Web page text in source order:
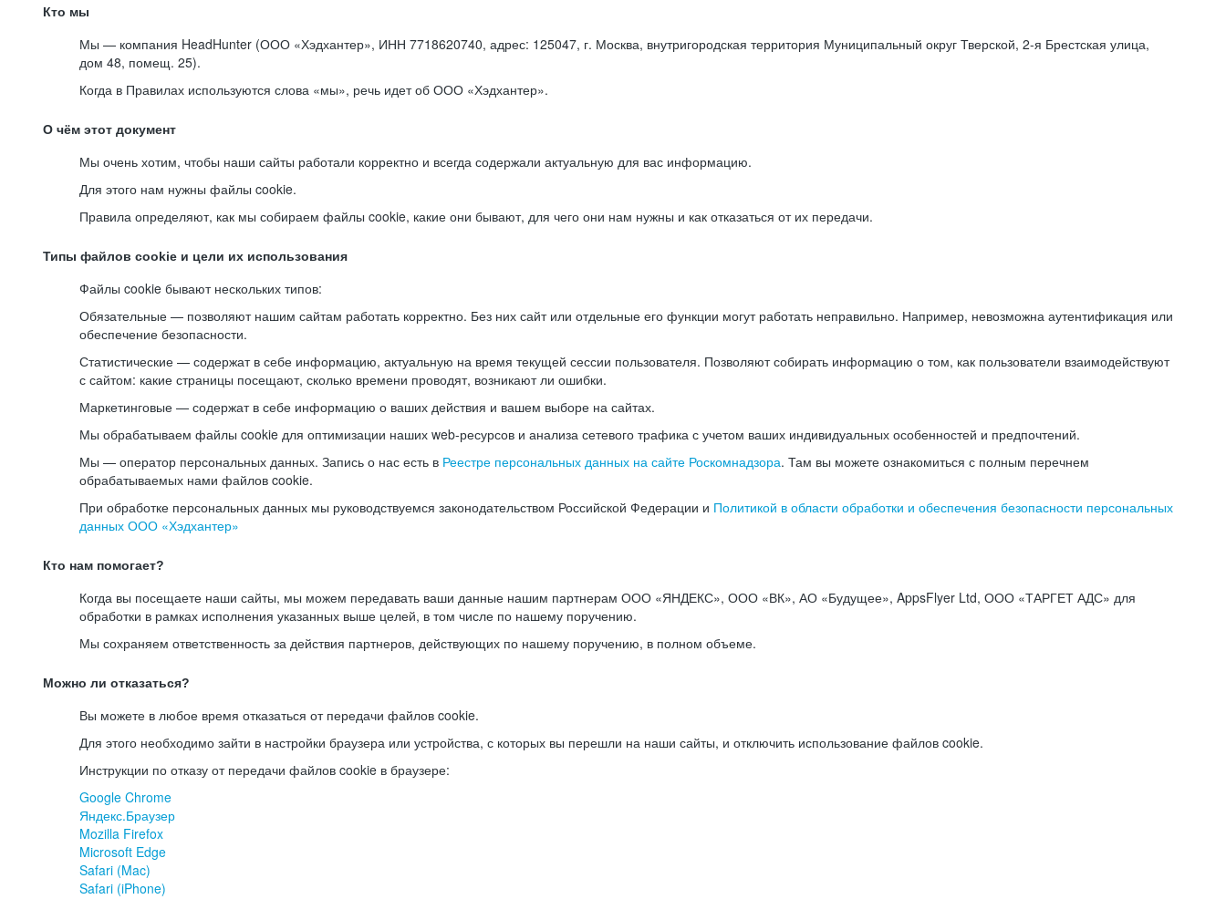
Кто мы
Мы — компания HeadHunter (ООО «Хэдхантер», ИНН 7718620740, адрес: 125047, г. Москва, внутригородская территория Муниципальный округ Тверской, 2-я Брестская улица,
дом 48, помещ. 25).
Когда в Правилах используются слова «мы», речь идет об ООО «Хэдхантер».
О чём этот документ
Мы очень хотим, чтобы наши сайты работали корректно и всегда содержали актуальную для вас информацию.
Для этого нам нужны файлы cookie.
Правила определяют, как мы собираем файлы cookie, какие они бывают, для чего они нам нужны и как отказаться от их передачи.
Типы файлов cookie и цели их использования
Файлы cookie бывают нескольких типов:
Обязательные — позволяют нашим сайтам работать корректно. Без них сайт или отдельные его функции могут работать неправильно. Например, невозможна аутентификация или
обеспечение безопасности.
Статистические — содержат в себе информацию, актуальную на время текущей сессии пользователя. Позволяют собирать информацию о том, как пользователи взаимодействуют
с сайтом: какие страницы посещают, сколько времени проводят, возникают ли ошибки.
Маркетинговые — содержат в себе информацию о ваших действия и вашем выборе на сайтах.
Мы обрабатываем файлы cookie для оптимизации наших web-ресурсов и анализа сетевого трафика с учетом ваших индивидуальных особенностей и предпочтений.
Мы — оператор персональных данных. Запись о нас есть в Реестре персональных данных на сайте Роскомнадзора. Там вы можете ознакомиться с полным перечнем
обрабатываемых нами файлов cookie.
При обработке персональных данных мы руководствуемся законодательством Российской Федерации и Политикой в области обработки и обеспечения безопасности персональных
данных ООО «Хэдхантер»
Кто нам помогает?
Когда вы посещаете наши сайты, мы можем передавать ваши данные нашим партнерам ООО «ЯНДЕКС», ООО «ВК», АО «Будущее», AppsFlyer Ltd, ООО «ТАРГЕТ АДС» для
обработки в рамках исполнения указанных выше целей, в том числе по нашему поручению.
Мы сохраняем ответственность за действия партнеров, действующих по нашему поручению, в полном объеме.
Можно ли отказаться?
Вы можете в любое время отказаться от передачи файлов cookie.
Для этого необходимо зайти в настройки браузера или устройства, с которых вы перешли на наши сайты, и отключить использование файлов cookie.
Инструкции по отказу от передачи файлов cookie в браузере:
Google Chrome
Яндекс.Браузер
Mozilla Firefox
Microsoft Edge
Safari (Mac)
Safari (iPhone)